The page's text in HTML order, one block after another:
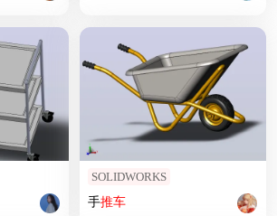
SOLIDWORKS
手推车